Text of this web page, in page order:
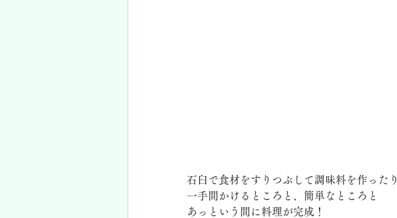
石臼で食材をすりつぶして調味料を作ったり
一手間かけるところと、簡単なところと
あっという間に料理が完成！